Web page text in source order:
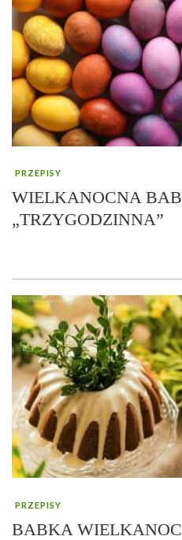
PRZEPISY
WIELKANOCNA
„TRZYGODZINNA”
PRZEPISY
BABKA